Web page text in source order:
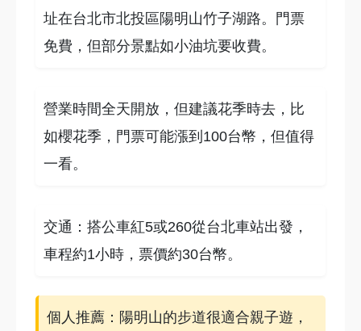
址在台北市北投區陽明山竹子湖路。門票
免費，但部分景點如小油坑要收費。
營業時間全天開放，但建議花季時去，比
如櫻花季，門票可能漲到100台幣，但值得
一看。
交通：搭公車紅5或260從台北車站出發，
車程約1小時，票價約30台幣。
個人推薦：陽明山的步道很適合親子遊，